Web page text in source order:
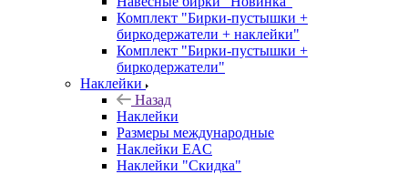
Комплект "Бирки-пустышки +
биркодержатели + наклейки"
Комплект "Бирки-пустышки +
биркодержатели"
Наклейки
Назад
Наклейки
Размеры международные
Наклейки EAC
Наклейки "Скидка"